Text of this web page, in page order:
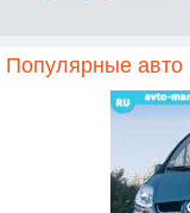
Популярные авто